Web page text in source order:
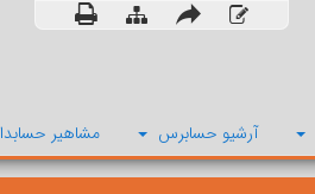
آرشیو حسابرس مشاهیر